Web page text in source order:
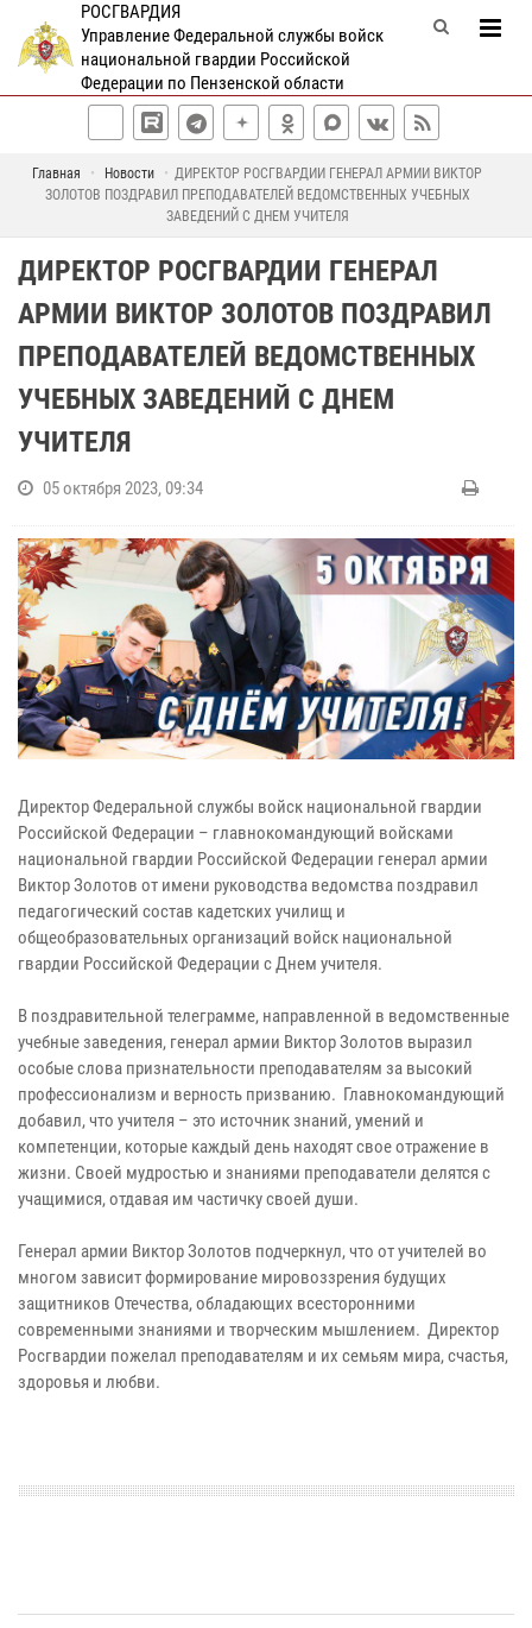
РОСГВАРДИЯ
Управление Федеральной службы войск
национальной гвардии Российской
Федерации по Пензенской области
Главная Новости
ДИРЕКТОР РОСГВАРДИИ ГЕНЕРАЛ АРМИИ ВИКТОР
ЗОЛОТОВ ПОЗДРАВИЛ ПРЕПОДАВАТЕЛЕЙ ВЕДОМСТВЕННЫХ УЧЕБНЫХ
ЗАВЕДЕНИЙ С ДНЕМ УЧИТЕЛЯ
ДИРЕКТОР РОСГВАРДИИ ГЕНЕРАЛ
АРМИИ ВИКТОР ЗОЛОТОВ ПОЗДРАВИЛ
ПРЕПОДАВАТЕЛЕЙ ВЕДОМСТВЕННЫХ
УЧЕБНЫХ ЗАВЕДЕНИЙ С ДНЕМ
УЧИТЕЛЯ
05 октября 2023, 09:34
Директор Федеральной службы войск национальной гвардии
Российской Федерации – главнокомандующий войсками
национальной гвардии Российской Федерации генерал армии
Виктор Золотов от имени руководства ведомства поздравил
педагогический состав кадетских училищ и
общеобразовательных организаций войск национальной
гвардии Российской Федерации с Днем учителя.
В поздравительной телеграмме, направленной в ведомственные
учебные заведения, генерал армии Виктор Золотов выразил
особые слова признательности преподавателям за высокий
профессионализм и верность призванию. Главнокомандующий
добавил, что учителя – это источник знаний, умений и
компетенции, которые каждый день находят свое отражение в
жизни. Своей мудростью и знаниями преподаватели делятся с
учащимися, отдавая им частичку своей души.
Генерал армии Виктор Золотов подчеркнул, что от учителей во
многом зависит формирование мировоззрения будущих
защитников Отечества, обладающих всесторонними
современными знаниями и творческим мышлением. Директор
Росгвардии пожелал преподавателям и их семьям мира, счастья,
здоровья и любви.